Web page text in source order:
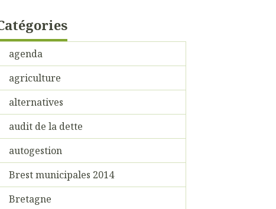
agenda
agriculture
alternatives
audit de la dette
autogestion
Brest municipales 2014
Bretagne